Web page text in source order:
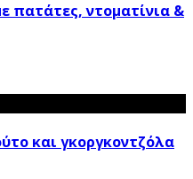
πατάτες, ντοματίνια &
και γκοργκοντζόλα